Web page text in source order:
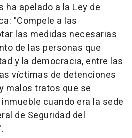
ha apelado a la Ley de
"Compele a las
las medidas necesarias
de las personas que
y la democracia, entre las
víctimas de detenciones
malos tratos que se
cuando era la sede
de Seguridad del